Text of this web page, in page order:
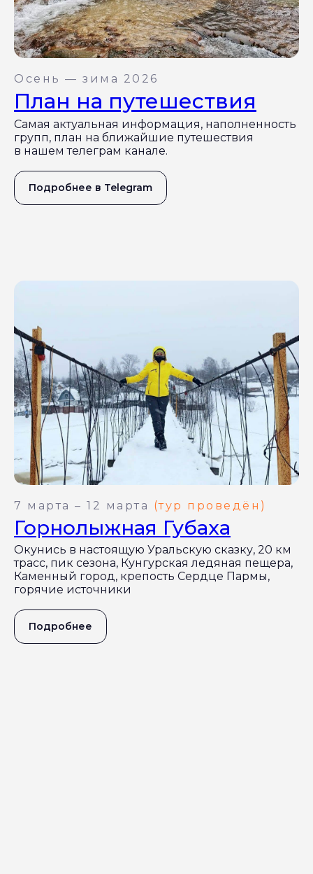
Осень — зима 2026
План на путешествия
Самая актуальная информация, наполненность
групп, план на ближайшие путешествия
в нашем телеграм канале.
Подробнее в Telegram
7 марта – 12 марта (тур проведён)
Горнолыжная Губаха
Окунись в настоящую Уральскую сказку, 20 км
трасс, пик сезона, Кунгурская ледяная пещера,
Каменный город, крепость Сердце Пармы,
горячие источники
Подробнее